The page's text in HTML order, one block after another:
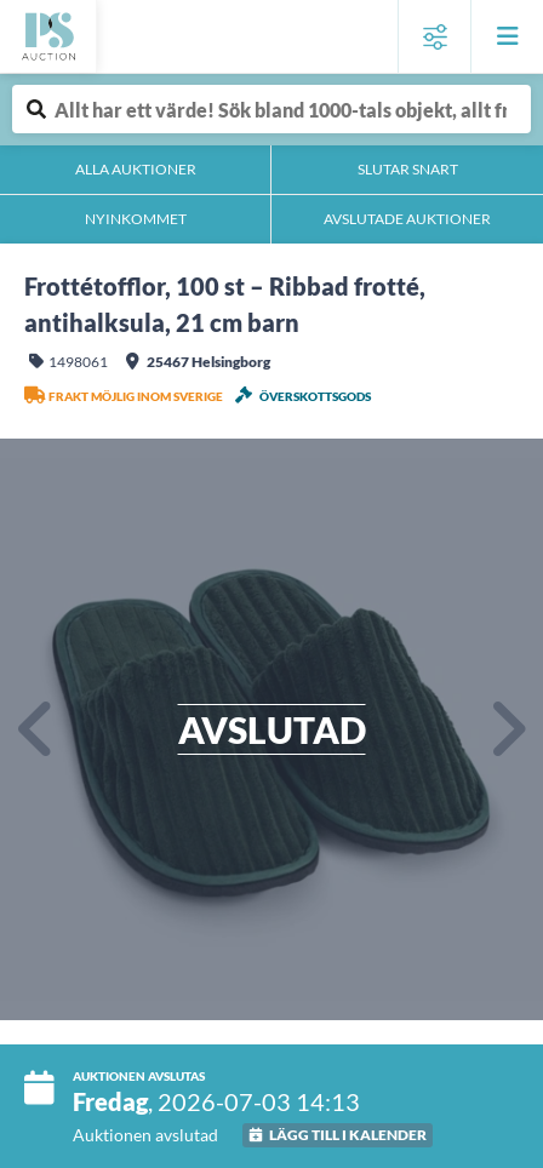
ALLA AUKTIONER SLUTAR SNART
NYINKOMMET AVSLUTADE AUKTIONER
Frottétofflor, 100 st – Ribbad frotté,
antihalksula, 21 cm barn
1498061 25467 Helsingborg
FRAKT MÖJLIG INOM SVERIGE ÖVERSKOTTSGODS
AVSLUTAD
AUKTIONEN AVSLUTAS
Fredag, 2026-07-03 14:13
Auktionen avslutad LÄGG TILL I KALENDER